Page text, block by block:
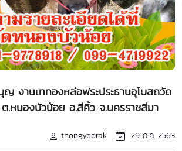
งานเททองหล่อพระประธานอุโบสถวัด
.หนองบัวน้อย อ.สีคิ้ว จ.นครราชสีมา
thongyodrak 29 ก.ค. 2563